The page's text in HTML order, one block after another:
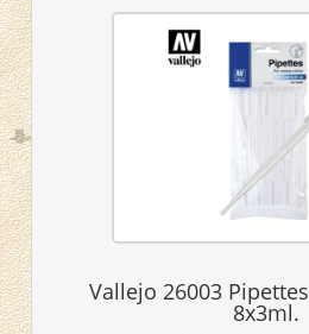
Vallejo 26003
8x3ml.